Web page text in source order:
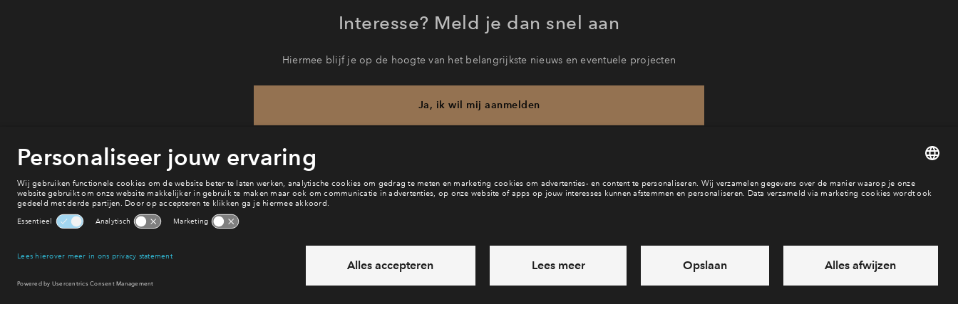
Interesse? Meld je dan snel aan
Hiermee blijf je op de hoogte van het belangrijkste nieuws en eventuele projecten
Ja, ik wil mij aanmelden
Heb je een vraag en wil je direct antwoord? Bel ons op
6 dagen per week beschikbaar (behalve tijdens feestdagen)
via chat en telefoon